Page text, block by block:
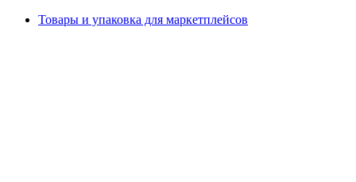
Товары и упаковка для маркетплейсов